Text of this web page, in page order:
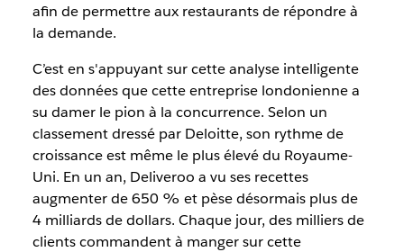
afin de permettre aux restaurants de répondre à
la demande.
C’est en s'appuyant sur cette analyse intelligente
des données que cette entreprise londonienne a
su damer le pion à la concurrence. Selon un
classement dressé par Deloitte, son rythme de
croissance est même le plus élevé du Royaume-
Uni. En un an, Deliveroo a vu ses recettes
augmenter de 650 % et pèse désormais plus de
4 milliards de dollars. Chaque jour, des milliers de
clients commandent à manger sur cette